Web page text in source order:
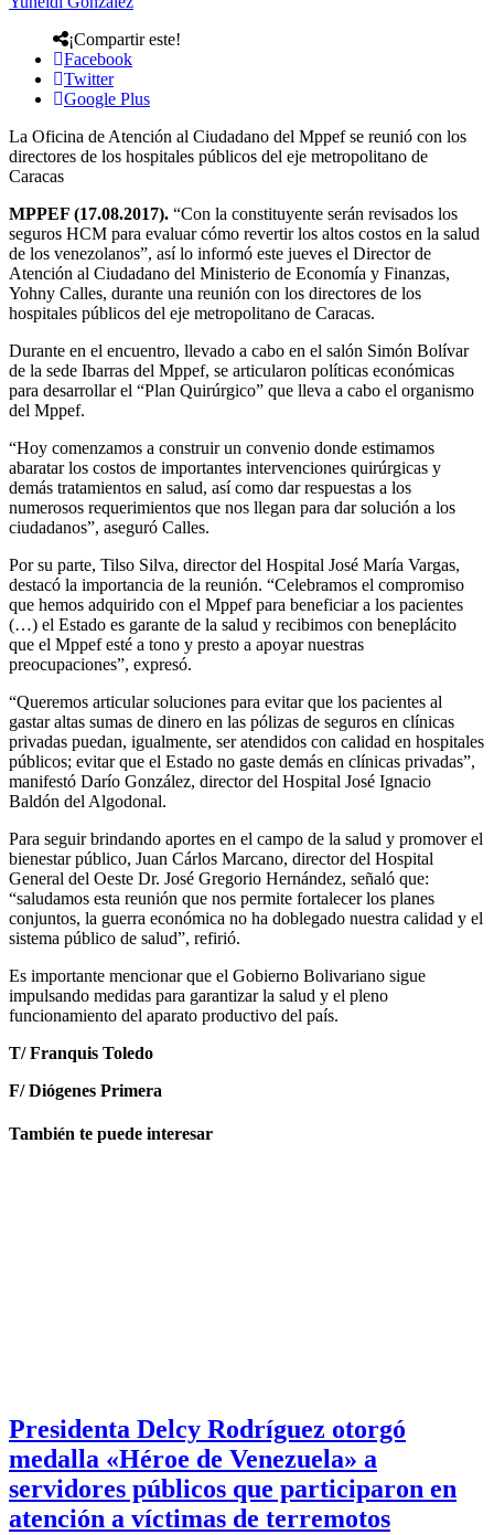
¡Compartir este!
Facebook
Twitter
Google Plus
La Oficina de Atención al Ciudadano del Mppef se reunió con los
directores de los hospitales públicos del eje metropolitano de
Caracas
MPPEF (17.08.2017). “Con la constituyente serán revisados los
seguros HCM para evaluar cómo revertir los altos costos en la salud
de los venezolanos”, así lo informó este jueves el Director de
Atención al Ciudadano del Ministerio de Economía y Finanzas,
Yohny Calles, durante una reunión con los directores de los
hospitales públicos del eje metropolitano de Caracas.
Durante en el encuentro, llevado a cabo en el salón Simón Bolívar
de la sede Ibarras del Mppef, se articularon políticas económicas
para desarrollar el “Plan Quirúrgico” que lleva a cabo el organismo
del Mppef.
“Hoy comenzamos a construir un convenio donde estimamos
abaratar los costos de importantes intervenciones quirúrgicas y
demás tratamientos en salud, así como dar respuestas a los
numerosos requerimientos que nos llegan para dar solución a los
ciudadanos”, aseguró Calles.
Por su parte, Tilso Silva, director del Hospital José María Vargas,
destacó la importancia de la reunión. “Celebramos el compromiso
que hemos adquirido con el Mppef para beneficiar a los pacientes
(…) el Estado es garante de la salud y recibimos con beneplácito
que el Mppef esté a tono y presto a apoyar nuestras
preocupaciones”, expresó.
“Queremos articular soluciones para evitar que los pacientes al
gastar altas sumas de dinero en las pólizas de seguros en clínicas
privadas puedan, igualmente, ser atendidos con calidad en hospitales
públicos; evitar que el Estado no gaste demás en clínicas privadas”,
manifestó Darío González, director del Hospital José Ignacio
Baldón del Algodonal.
Para seguir brindando aportes en el campo de la salud y promover el
bienestar público, Juan Cárlos Marcano, director del Hospital
General del Oeste Dr. José Gregorio Hernández, señaló que:
“saludamos esta reunión que nos permite fortalecer los planes
conjuntos, la guerra económica no ha doblegado nuestra calidad y el
sistema público de salud”, refirió.
Es importante mencionar que el Gobierno Bolivariano sigue
impulsando medidas para garantizar la salud y el pleno
funcionamiento del aparato productivo del país.
T/ Franquis Toledo
F/ Diógenes Primera
También te puede interesar
Presidenta Delcy Rodríguez otorgó
medalla «Héroe de Venezuela» a
servidores públicos que participaron en
atención a víctimas de terremotos